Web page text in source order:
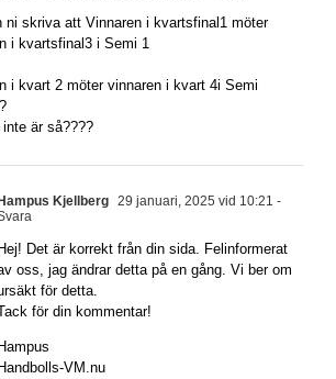
ni skriva att Vinnaren i kvartsfinal1 möter
i kvartsfinal3 i Semi 1
i kvart 2 möter vinnaren i kvart 4i Semi
inte är så????
Hampus Kjellberg 29 januari, 2025 vid 10:21 -
Hej! Det är korrekt från din sida. Felinformerat
oss, jag ändrar detta på en gång. Vi ber om
för detta.
för din kommentar!
Hampus
Handbolls-VM.nu